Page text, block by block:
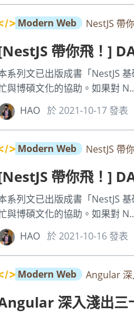
Modern Web NestJS 帶
帶你飛！]
系列文已出版成書「NestJS
與博碩文化的協助。如果對
HAO 於 2021-10-17 發表
Modern Web NestJS 帶
帶你飛！]
系列文已出版成書「NestJS
與博碩文化的協助。如果對
HAO 於 2021-10-16 發表
Modern Web Angular 深
深入淺出三